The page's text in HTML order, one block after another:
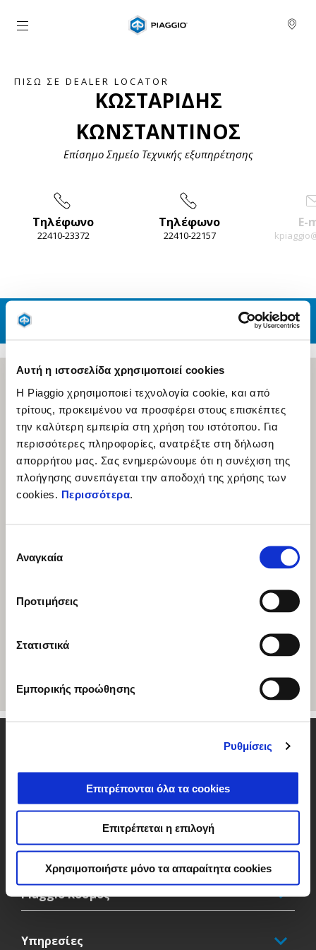
Αυτή η ιστοσελίδα χρησιμοποιεί cookies
Η Piaggio χρησιμοποιεί τεχνολογία cookie, και από
τρίτους, προκειμένου να προσφέρει στους επισκέπτες
την καλύτερη εμπειρία στη χρήση του ιστότοπου. Για
περισσότερες πληροφορίες, ανατρέξτε στη δήλωση
απορρήτου μας. Σας ενημερώνουμε ότι η συνέχιση της
πλοήγησης συνεπάγεται την αποδοχή της χρήσης των
cookies. Περισσότερα
συγκατάθεσης
Αναγκαία
Προτιμήσεις
Στατιστικά
Εμπορικής προώθησης
Ρυθμίσεις
Επιτρέπονται όλα τα cookies
Επιτρέπεται η επιλογή
Χρησιμοποιήστε μόνο τα απαραίτητα cookies
Μετάβαση στο κυρίως περιεχόμενο
ΠΊΣΩ ΣΕ DEALER LOCATOR
ΚΩΣΤΑΡΙΔΗΣ
ΚΩΝΣΤΑΝΤΙΝΟΣ
Επίσημο Σημείο Τεχνικής εξυπηρέτησης
Τηλέφωνο
22410-23372
Τηλέφωνο
22410-22157
E-
ΕΠΙΚΟΙΝΩΝΗΣΕ ΜΕ ΤΕΧΝΙΚΗ
Μοντέλα
Αξεσουάρ
Piaggio Κόσμος
Υπηρεσίες